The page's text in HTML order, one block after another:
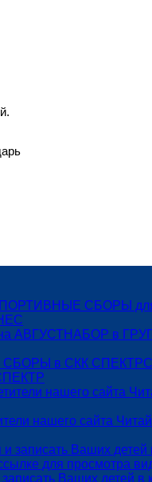
СБОРЫ для
НАБОР в
нашего сайта
Ваших детей